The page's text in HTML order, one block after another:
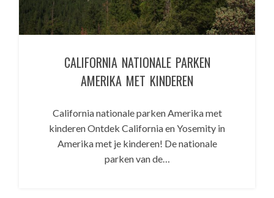
CALIFORNIA NATIONALE PARKEN
AMERIKA MET KINDEREN
California nationale parken Amerika met
kinderen Ontdek California en Yosemity in
Amerika met je kinderen! De nationale
parken van de…